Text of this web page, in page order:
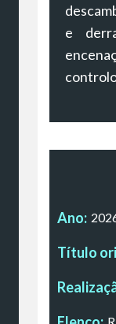
e
Ano:
Título